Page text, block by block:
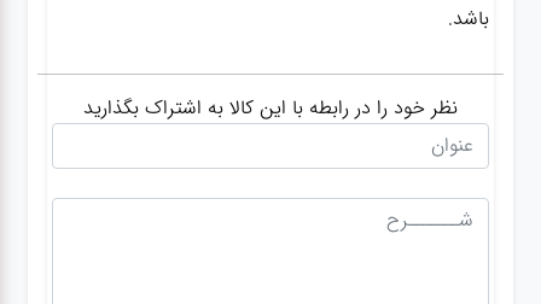
باشد.
نظر خود را در رابطه با این کالا به اشتراک بگذارید